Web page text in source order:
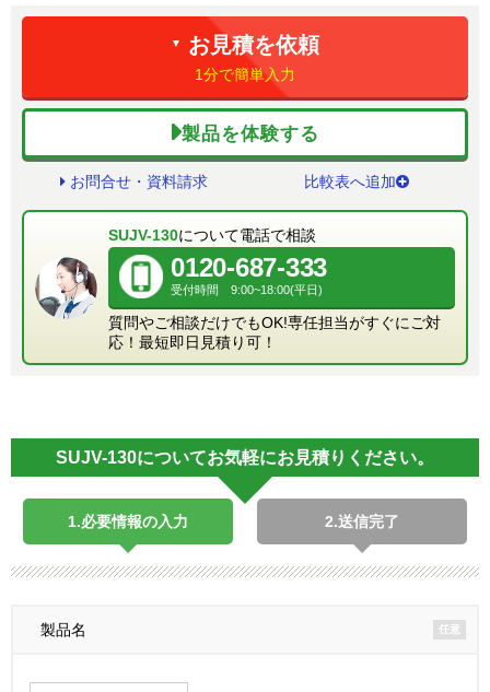
▼ お見積を依頼
1分で簡単入力
製品を体験する
お問合せ・資料請求 比較表へ追加
SUJV-130について電話で相談
0120-687-333
受付時間 9:00~18:00(平日)
質問やご相談だけでもOK!専任担当がすぐにご対
応！最短即日見積り可！
SUJV-130についてお気軽にお見積りください。
1.必要情報の入力 2.送信完了
製品名 任意